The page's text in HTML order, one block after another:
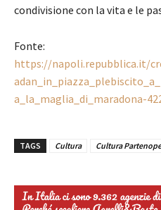
condivisione con la vita e le
Fonte:
https://napoli.repubblica.it/
a_la_maglia_di_maradona-
TAGS Cultura Cultura